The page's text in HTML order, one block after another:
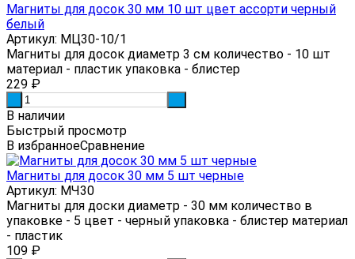
Магниты для досок 30 мм 10 шт цвет ассорти черный
белый
Артикул: МЦ30-10/1
Магниты для досок диаметр 3 см количество - 10 шт
материал - пластик упаковка - блистер
229 ₽
В наличии
Быстрый просмотр
В избранноеСравнение
Магниты для досок 30 мм 5 шт черные
Артикул: МЧ30
Магниты для доски диаметр - 30 мм количество в
упаковке - 5 цвет - черный упаковка - блистер материал
- пластик
109 ₽